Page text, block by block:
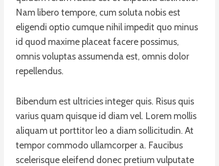
Nam libero tempore, cum soluta nobis est
eligendi optio cumque nihil impedit quo minus
id quod maxime placeat facere possimus,
omnis voluptas assumenda est, omnis dolor
repellendus.
Bibendum est ultricies integer quis. Risus quis
varius quam quisque id diam vel. Lorem mollis
aliquam ut porttitor leo a diam sollicitudin. At
tempor commodo ullamcorper a. Faucibus
scelerisque eleifend donec pretium vulputate